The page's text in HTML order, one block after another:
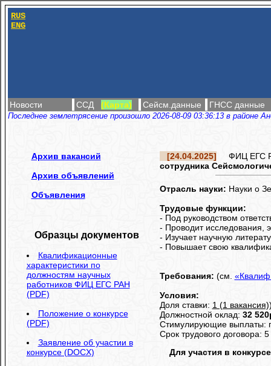
RUS
ENG
Новости ССД (Карта) Сейсм.данные ГНСС данные
Последнее землетрясение произошло 2026-08-09 03:36:13 в
Архив вакансий
Архив объявлений
Объявления
Образцы документов
Квалификационные
характеристики по
должностям научных
работников ФИЦ ЕГС РАН
(PDF)
Положение о конкурсе
(PDF)
Заявление об участии в
конкурсе (DOCX)
[24.04.2025] ФИЦ ЕГС
сотрудника
Отрасль науки: Науки о
Трудовые функции:
- Под руководством
- Проводит исследования,
- Изучает научную
- Повышает свою
Требования: (см.
Условия:
Доля ставки: 1 (1
Должностной оклад: 32
Стимулирующие выплаты:
Срок трудового договора: 5
Для участия в